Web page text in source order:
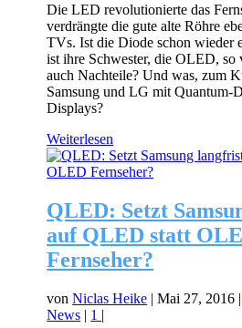
Die LED revolutionierte das
verdrängte die gute alte Röhre
TVs. Ist die Diode schon wieder
ist ihre Schwester, die OLED, so
auch Nachteile? Und was, zum
Samsung und LG mit Quantum-
Displays?
Weiterlesen
QLED: Setzt
auf QLED statt
Fernseher?
vonNiclas Heike |Mai 27, 2016
News | 1 |